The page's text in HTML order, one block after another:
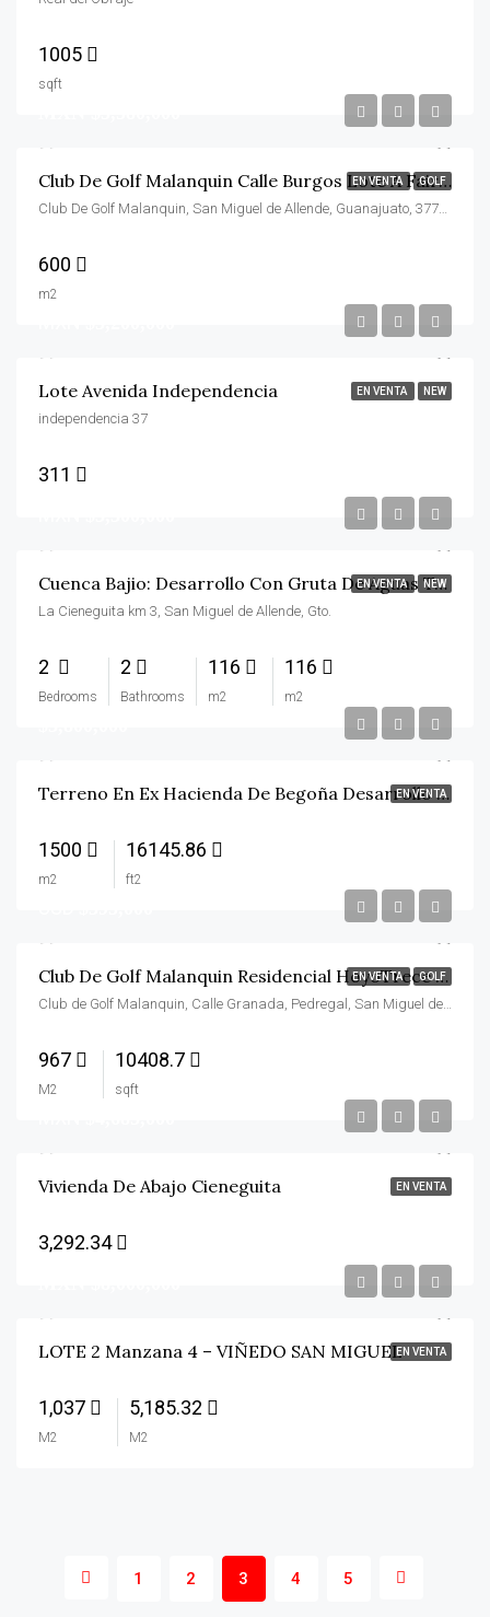
1005
sqft
EN VENTA GOLFClub De Golf Malanquin Calle Burgos Lote A Fairway
Club De Golf Malanquin, San Miguel de Allende, Guanajuato, 37797, México
600
m2
EN VENTA NEW
Lote Avenida Independencia
independencia 37
311
EN VENTA NEW
Cuenca Bajio: Desarrollo Con Gruta De Aguas Termales
La Cieneguita km 3, San Miguel de Allende, Gto.
2
Bedrooms
2
Bathrooms
116
m2
116
m2
EN VENTA
Terreno En Ex Hacienda De Begoña Desarrollo Privado
1500
m2
16145.86
ft2
EN VENTA GOLF
Club De Golf Malanquin Residencial HoyoTrece Lote 59 Y 60
Club de Golf Malanquin, Calle Granada, Pedregal, San Miguel de Allende, Guanajuato, 37756, México
967
M2
10408.7
sqft
EN VENTA
Vivienda De Abajo Cieneguita
3,292.34
EN VENTA
LOTE 2 Manzana 4 – VIÑEDO SAN MIGUEL
1,037
M2
5,185.32
M2
1 2 3 4 5